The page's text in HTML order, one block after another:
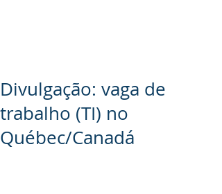
Divulgação: vaga de
trabalho (TI) no
Québec/Canadá